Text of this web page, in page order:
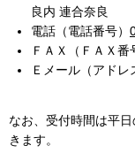
良内 連合奈良
電話（電話番号）
ＦＡＸ（ＦＡＸ
Ｅメール（アドレ
なお、受付時間は平
きます。